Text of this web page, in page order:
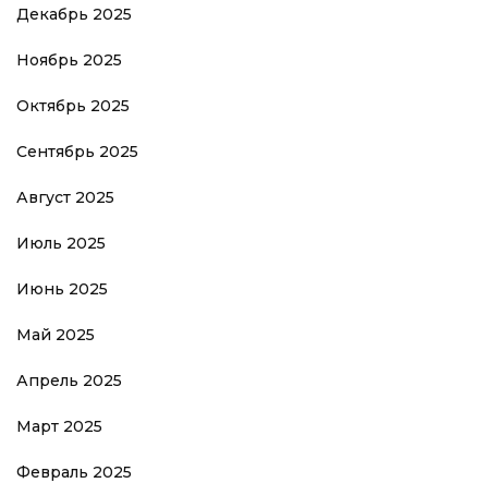
Декабрь 2025
Ноябрь 2025
Октябрь 2025
Сентябрь 2025
Август 2025
Июль 2025
Июнь 2025
Май 2025
Апрель 2025
Март 2025
Февраль 2025